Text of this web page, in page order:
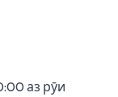
аз рӯи